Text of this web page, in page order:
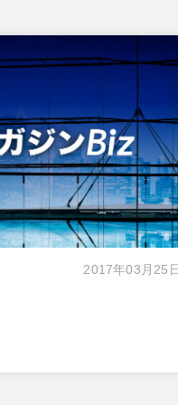
2017年03月25